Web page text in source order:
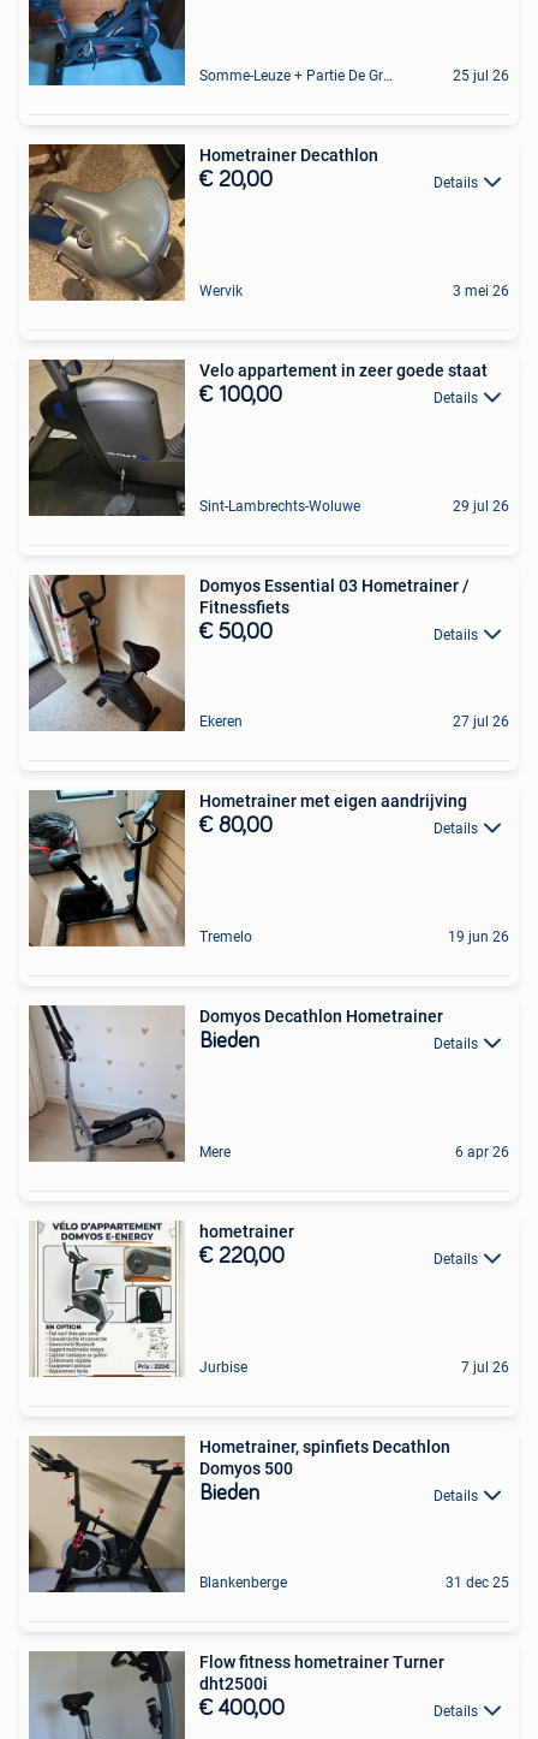
Somme-Leuze + Partie De Grandhan Et De Maffe 25 jul 26
Hometrainer Decathlon
€ 20,00 Details
Wervik 3 mei 26
Velo appartement in zeer goede staat
€ 100,00 Details
Sint-Lambrechts-Woluwe 29 jul 26
Domyos Essential 03 Hometrainer /
Fitnessfiets
€ 50,00 Details
Ekeren 27 jul 26
Hometrainer met eigen aandrijving
€ 80,00 Details
Tremelo 19 jun 26
Domyos Decathlon Hometrainer
Bieden Details
Mere 6 apr 26
hometrainer
€ 220,00 Details
Jurbise 7 jul 26
Hometrainer, spinfiets Decathlon
Domyos 500
Bieden Details
Blankenberge 31 dec 25
Flow fitness hometrainer Turner
dht2500i
€ 400,00 Details